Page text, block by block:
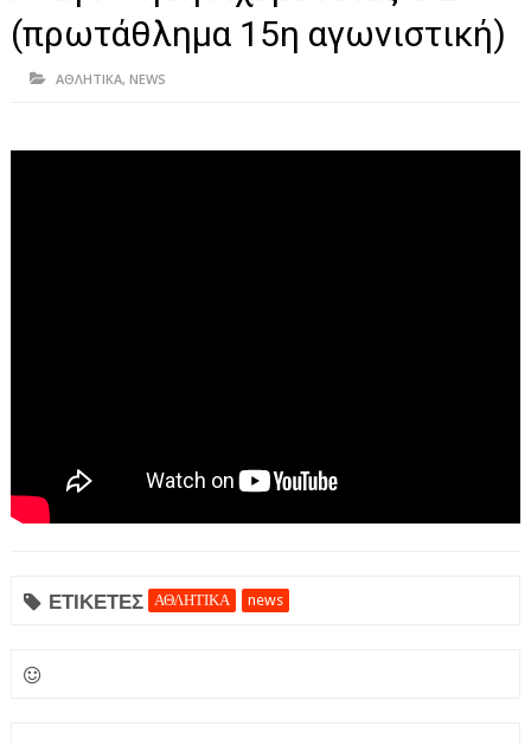
ΗΠΕΙΡΟΣ
ΙΩΑΝΝΙΝΑ
ΤΕΧΝΟΛΟΓΙΑ
ΔΙΕΘΝΗ
(πρωτάθλημα 15η αγωνιστική)
ΑΘΛΗΤΙΚΑ, NEWS
ΕΤΙΚΕΤΕΣ ΑΘΛΗΤΙΚΑ news